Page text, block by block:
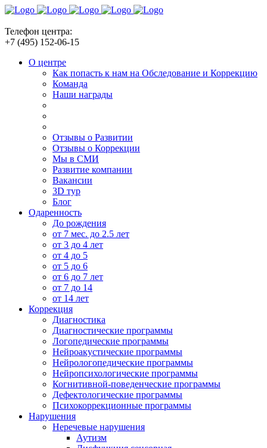
Телефон центра:
+7 (495) 152-06-15
О центре
Как попасть к нам на Обследование и Коррекцию
Команда
Наши награды
Отзывы о Развитии
Отзывы о Коррекции
Мы в СМИ
Развитие компании
Вакансии
3D тур
Блог
Одаренность
До рождения
от 7 мес. до 2.5 лет
от 3 до 4 лет
от 4 до 5
от 5 до 6
от 6 до 7 лет
от 7 до 14
от 14 лет
Коррекция
Диагностика
Диагностические программы
Логопедические программы
Нейроакустические программы
Нейрологопедические программы
Нейропсихологические программы
Когнитивной-поведенческие программы
Дефектологические программы
Психокоррекционные программы
Нарушения
Неречевые нарушения
Аутизм